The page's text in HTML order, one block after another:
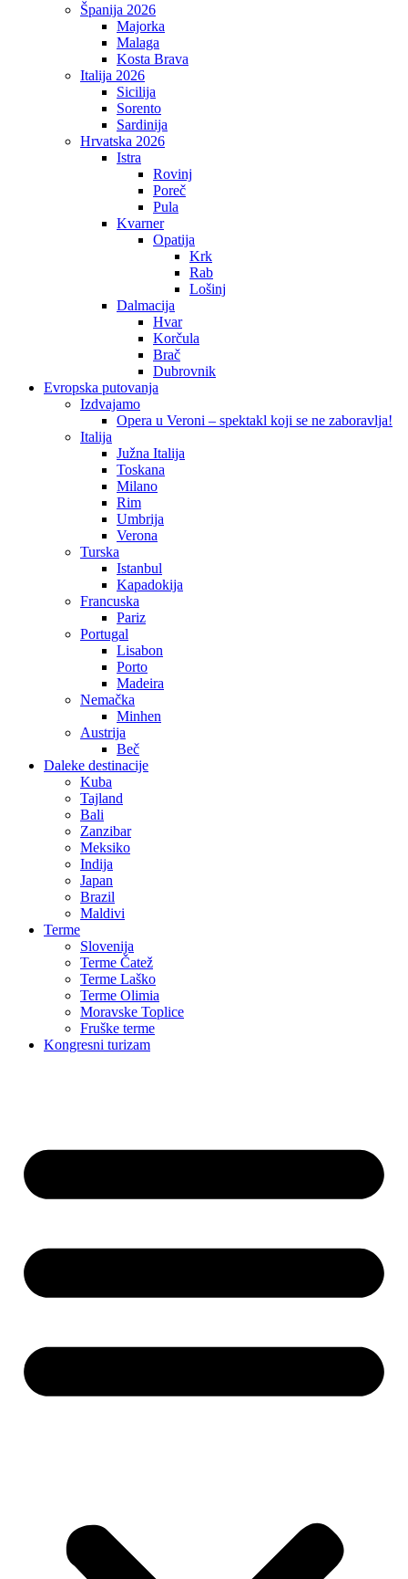
Španija 2026
Majorka
Malaga
Kosta Brava
Italija 2026
Sicilija
Sorento
Sardinija
Hrvatska 2026
Istra
Rovinj
Poreč
Pula
Kvarner
Opatija
Krk
Rab
Lošinj
Dalmacija
Hvar
Korčula
Brač
Dubrovnik
Evropska putovanja
Izdvajamo
Opera u Veroni – spektakl koji se ne zaboravlja!
Italija
Južna Italija
Toskana
Milano
Rim
Umbrija
Verona
Turska
Istanbul
Kapadokija
Francuska
Pariz
Portugal
Lisabon
Porto
Madeira
Nemačka
Minhen
Austrija
Beč
Daleke destinacije
Kuba
Tajland
Bali
Zanzibar
Meksiko
Indija
Japan
Brazil
Maldivi
Terme
Slovenija
Terme Čatež
Terme Laško
Terme Olimia
Moravske Toplice
Fruške terme
Kongresni turizam